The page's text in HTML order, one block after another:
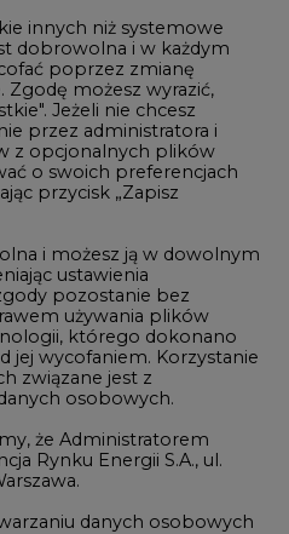
innych niż systemowe
dobrowolna i w każdym
poprzez zmianę
możesz wyrazić,
Jeżeli nie chcesz
przez administratora i
z opcjonalnych plików
o swoich preferencjach
przycisk „Zapisz
i możesz ją w dowolnym
ustawienia
pozostanie bez
używania plików
którego dokonano
jej wycofaniem. Korzystanie
związane jest z
osobowych.
że Administratorem
Rynku Energii S.A., ul.
danych osobowych